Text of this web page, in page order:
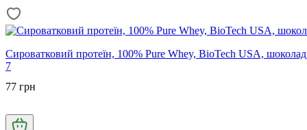
Сироватковий протеїн, 100% Pure Whey, BioTech USA,
7
77 грн